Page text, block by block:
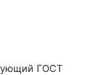
ГОСТ